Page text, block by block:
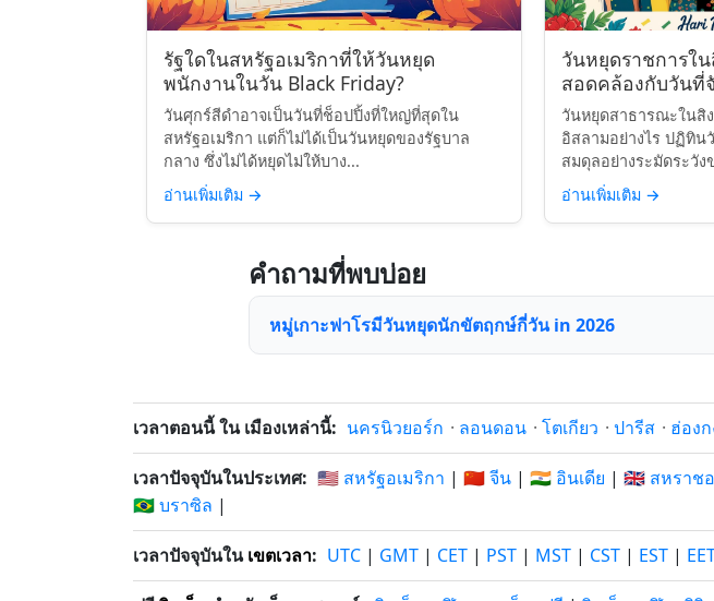
รัฐใดในสหรัฐอเมริกาที่ให้วันหยุด
พนักงานในวัน Black Friday?
วันศุกร์สีดำอาจเป็นวันที่ช็อปปิ้งที่ใหญ่ที่สุดใน
สหรัฐอเมริกา แต่ก็ไม่ได้เป็นวันหยุดของรัฐบาล
กลาง ซึ่งไม่ได้หยุดไม่ให้บาง...
อ่านเพิ่มเติม →
วันหยุดราชการใ
สอดคล้องกับวันที่
วันหยุดสาธารณะในสิ
อิสลามอย่างไร ปฏิทิน
สมดุลอย่างระมัดระวั
อ่านเพิ่มเติม →
คำถามที่พบบ่อย
หมู่เกาะฟาโรมีวันหยุดนักขัตฤกษ์กี่วัน in 2026
เวลาตอนนี้ ใน เมืองเหล่านี้: นครนิวยอร์ก · ลอนดอน · โตเกียว · ปารีส · ฮ่องก
เวลาปัจจุบันในประเทศ: 🇺🇸 สหรัฐอเมริกา | 🇨🇳 จีน | 🇮🇳 อินเดีย | 🇬🇧 สหราช
🇧🇷 บราซิล |
เวลาปัจจุบันในเขตเวลา: UTC | GMT | CET | PST | MST | CST | EST |